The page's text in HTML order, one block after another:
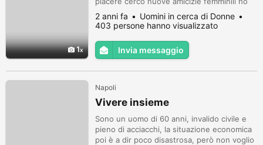
1
nn so magari l anima gemella i mie hobby mi
piace guardare gli anime e leggere i manga
del resto nn guardo molto l eta se vi va
contattatemi a presto
2 anni fa
Uomini in cerca di Donne
403 persone hanno visualizzato
Invia messaggio
Napoli
Vivere insieme
Sono un uomo di 60 anni, invalido civile e
pieno di acciacchi, la situazione economica
poi è a dir poco disastrosa, però non voglio